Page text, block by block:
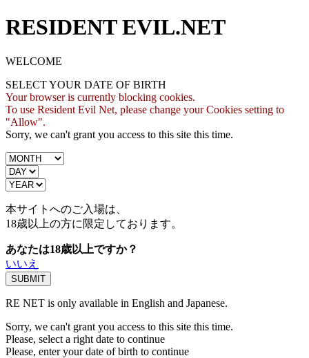
RESIDENT EVIL.NET
WELCOME
SELECT YOUR DATE OF BIRTH
Your browser is currently blocking cookies.
To use Resident Evil Net, please change your Cookies setting to
"Allow".
Sorry, we can't grant you access to this site this time.
本サイトへのご入場は、
18歳以上の方に限定しております。
あなたは18歳以上ですか？
いいえ
RE NET is only available in English and Japanese.
Sorry, we can't grant you access to this site this time.
Please, select a right date to continue
Please, enter your date of birth to continue